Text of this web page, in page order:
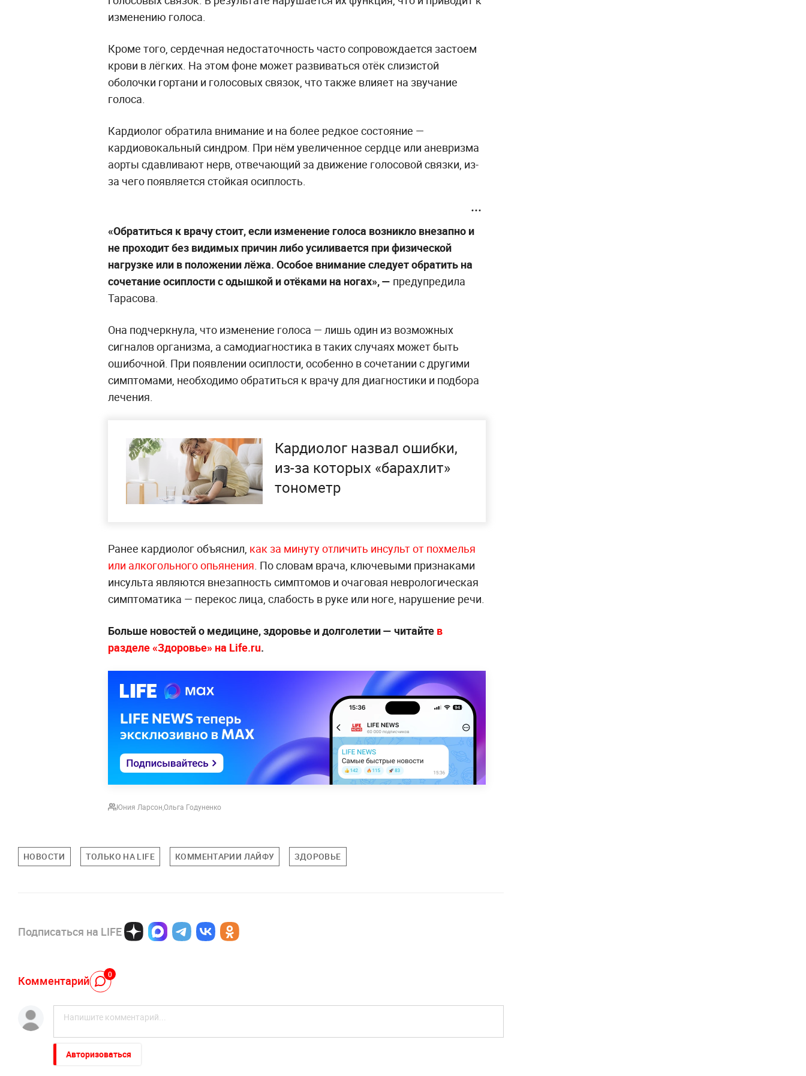
изменению голоса.
Кроме того, сердечная недостаточность часто сопровождается застоем
крови в лёгких. На этом фоне может развиваться отёк слизистой
оболочки гортани и голосовых связок, что также влияет на звучание
голоса.
Кардиолог обратила внимание и на более редкое состояние —
кардиовокальный синдром. При нём увеличенное сердце или аневризма
аорты сдавливают нерв, отвечающий за движение голосовой связки, из-
за чего появляется стойкая осиплость.
«Обратиться к врачу стоит, если изменение голоса возникло внезапно и
не проходит без видимых причин либо усиливается при физической
нагрузке или в положении лёжа. Особое внимание следует обратить на
сочетание осиплости с одышкой и отёками на ногах», — предупредила
Тарасова.
Она подчеркнула, что изменение голоса — лишь один из возможных
сигналов организма, а самодиагностика в таких случаях может быть
ошибочной. При появлении осиплости, особенно в сочетании с другими
симптомами, необходимо обратиться к врачу для диагностики и подбора
лечения.
Кардиолог назвал ошибки,
из-за которых «барахлит»
тонометр
Ранее кардиолог объяснил, как за минуту отличить инсульт от похмелья
или алкогольного опьянения. По словам врача, ключевыми признаками
инсульта являются внезапность симптомов и очаговая неврологическая
симптоматика — перекос лица, слабость в руке или ноге, нарушение речи.
Больше новостей о медицине, здоровье и долголетии — читайте в
разделе «Здоровье» на Life.ru.
Юния Ларсон,Ольга Годуненко
НОВОСТИ ТОЛЬКО НА LIFE КОММЕНТАРИИ ЛАЙФУ ЗДОРОВЬЕ
Подписаться на LIFE
Комментарий 0
Авторизоваться